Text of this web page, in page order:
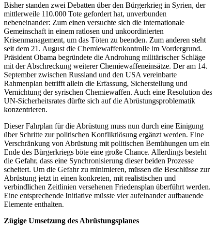
Bisher standen zwei Debatten über den Bürgerkrieg in Syrien, der
mittlerweile 110.000 Tote gefordert hat, unverbunden
nebeneinander: Zum einen versuchte sich die internationale
Gemeinschaft in einem ratlosen und unkoordinierten
Krisenmanagement, um das Töten zu beenden. Zum anderen steht
seit dem 21. August die Chemiewaffenkontrolle im Vordergrund.
Präsident Obama begründete die Androhung militärischer Schläge
mit der Abschreckung weiterer Chemiewaffeneinsätze. Der am 14.
September zwischen Russland und den USA vereinbarte
Rahmenplan betrifft allein die Erfassung, Sicherstellung und
Vernichtung der syrischen Chemiewaffen. Auch eine Resolution des
UN-Sicherheitsrates dürfte sich auf die Abrüstungsproblematik
konzentrieren.
Dieser Fahrplan für die Abrüstung muss nun durch eine Einigung
über Schritte zur politischen Konfliktlösung ergänzt werden. Eine
Verschränkung von Abrüstung mit politischen Bemühungen um ein
Ende des Bürgerkriegs böte eine große Chance. Allerdings besteht
die Gefahr, dass eine Synchronisierung dieser beiden Prozesse
scheitert. Um die Gefahr zu minimieren, müssen die Beschlüsse zur
Abrüstung jetzt in einen konkreten, mit realistischen und
verbindlichen Zeitlinien versehenen Friedensplan überführt werden.
Eine entsprechende Initiative müsste vier aufeinander aufbauende
Elemente enthalten.
Zügige Umsetzung des Abrüstungsplanes